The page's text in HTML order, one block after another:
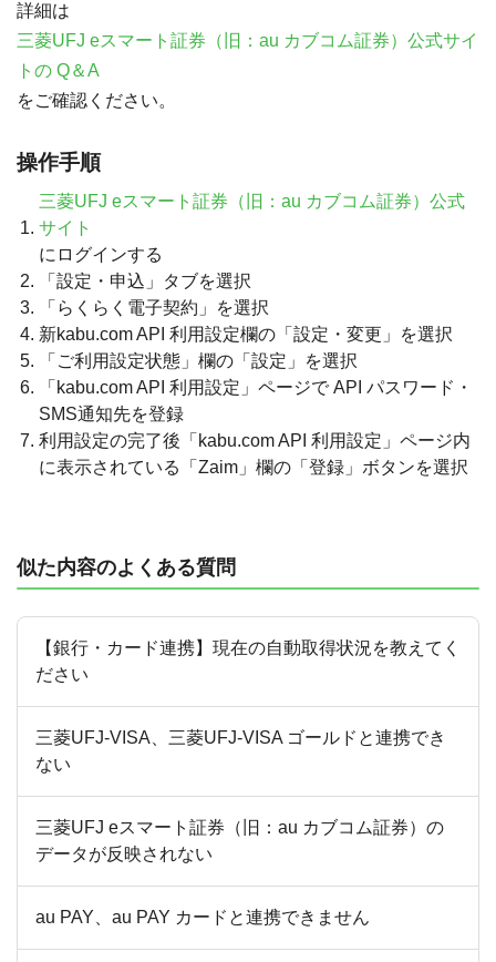
詳細は
三菱UFJ eスマート証券（旧：au カブコム証券）公式サイ
トの Q＆A
をご確認ください。
操作手順
三菱UFJ eスマート証券（旧：au カブコム証券）公式
サイト
にログインする
「設定・申込」タブを選択
「らくらく電子契約」を選択
新kabu.com API 利用設定欄の「設定・変更」を選択
「ご利用設定状態」欄の「設定」を選択
「kabu.com API 利用設定」ページで API パスワード・
SMS通知先を登録
利用設定の完了後「kabu.com API 利用設定」ページ内
に表示されている「Zaim」欄の「登録」ボタンを選択
似た内容のよくある質問
【銀行・カード連携】現在の自動取得状況を教えてく
ださい
三菱UFJ-VISA、三菱UFJ-VISA ゴールドと連携でき
ない
三菱UFJ eスマート証券（旧：au カブコム証券）の
データが反映されない
au PAY、au PAY カードと連携できません